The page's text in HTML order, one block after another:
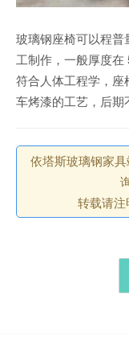
玻璃钢座椅可以程
工制作，一般厚度在
符合人体工程学，
车烤漆的工艺，后期
依塔斯玻璃钢家
转载请注